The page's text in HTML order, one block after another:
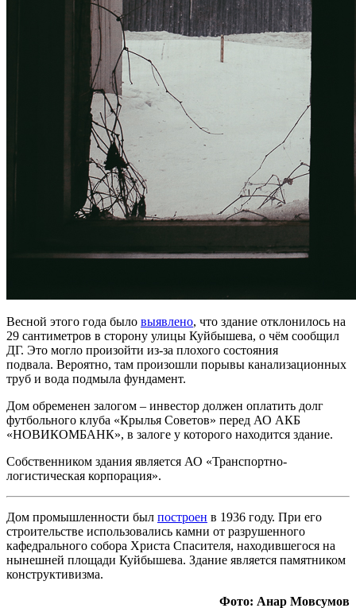
Весной этого года было выявлено, что здание отклонилось на
29 сантиметров в сторону улицы Куйбышева, о чём сообщил
ДГ. Это могло произойти из-за плохого состояния
подвала. Вероятно, там произошли порывы канализационных
труб и вода подмыла фундамент.
Дом обременен залогом – инвестор должен оплатить долг
футбольного клуба «Крылья Советов» перед АО АКБ
«НОВИКОМБАНК», в залоге у которого находится здание.
Собственником здания является АО «Транспортно-
логистическая корпорация».
Дом промышленности был построен в 1936 году. При его
строительстве использовались камни от разрушенного
кафедрального собора Христа Спасителя, находившегося на
нынешней площади Куйбышева. Здание является памятником
конструктивизма.
Фото: Анар Мовсумов